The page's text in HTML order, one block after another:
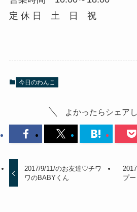
定 休 日 土 日 祝
今日のわんこ
よかったらシェア
2017/9/11/のお友達♡チワ
ワのBABYくん
プ